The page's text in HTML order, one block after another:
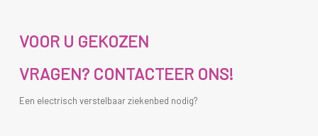
VOOR U GEKOZEN
VRAGEN? CONTACTEER ONS!
Een electrisch verstelbaar ziekenbed nodig?